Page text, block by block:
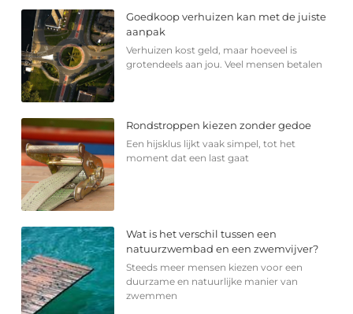
Goedkoop verhuizen kan met de juiste
aanpak
Verhuizen kost geld, maar hoeveel is
grotendeels aan jou. Veel mensen betalen
Rondstroppen kiezen zonder gedoe
Een hijsklus lijkt vaak simpel, tot het
moment dat een last gaat
Wat is het verschil tussen een
natuurzwembad en een zwemvijver?
Steeds meer mensen kiezen voor een
duurzame en natuurlijke manier van
zwemmen